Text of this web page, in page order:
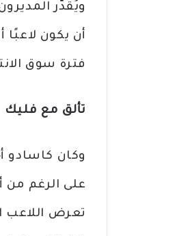
ويُقدّر
أن يكون
فترة سوق
تألق مع فليك
وكان كاسادو
على الرغم من
تعرض اللاعب